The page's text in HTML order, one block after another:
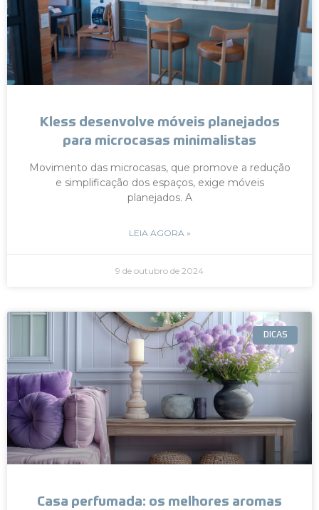
Kless desenvolve móveis planejados
para microcasas minimalistas
Movimento das microcasas, que promove a redução
e simplificação dos espaços, exige móveis
planejados. A
LEIA AGORA »
9 de outubro de 2024
DICAS
Casa perfumada: os melhores aromas